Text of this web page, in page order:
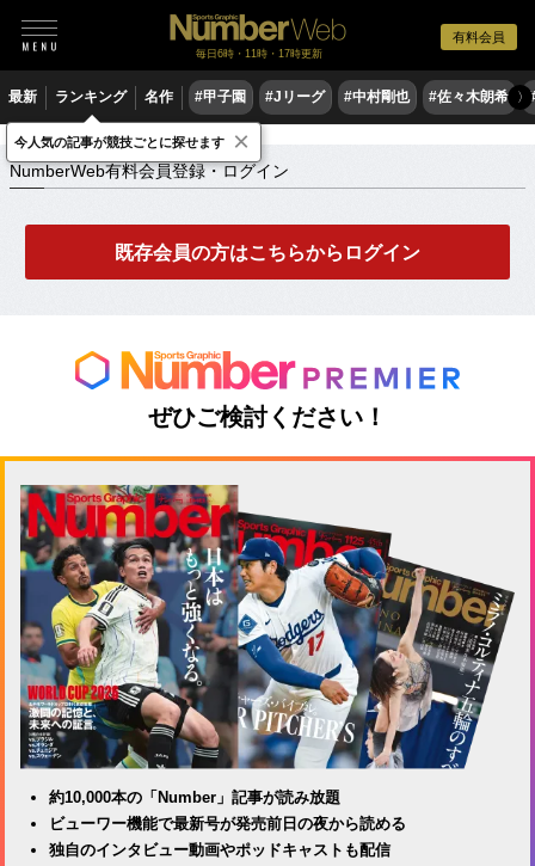
有料会員
毎日6時・11時・17時更新
最新 ランキング 名作 #甲子園 #Jリーグ #中村剛也 #佐々木朗希 〉
NumberWeb有料会員登録・ログイン
NumberWeb有料会員登録・ログイン
既存会員の方はこちらからログイン
ぜひご検討ください！
約10,000本の「Number」記事が読み放題
ビューワー機能で最新号が発売前日の夜から読める
独自のインタビュー動画やポッドキャストも配信
今人気の記事が競技ごとに探せます ×